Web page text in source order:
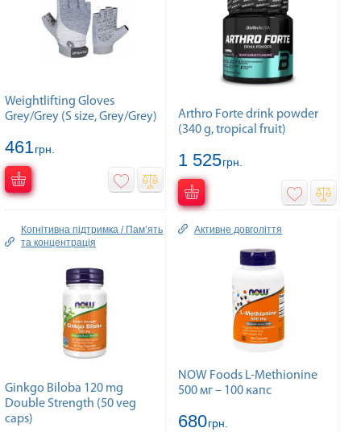
Weightlifting Gloves
Grey/Grey (S size, Grey/Grey)
461грн.
Arthro Forte drink powder
(340 g, tropical fruit)
1 525грн.
Когнітивна підтримка / Пам’ять
та концентрація
Ginkgo Biloba 120 mg
Double Strength (50 veg
caps)
Активне довголіття
NOW Foods L-Methionine
500 мг – 100 капс
680грн.